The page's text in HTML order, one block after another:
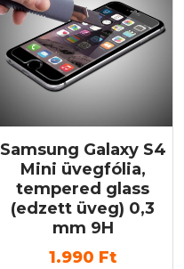
Samsung Galaxy S4
Mini üvegfólia,
tempered glass
(edzett üveg) 0,3
mm 9H
1.990 Ft